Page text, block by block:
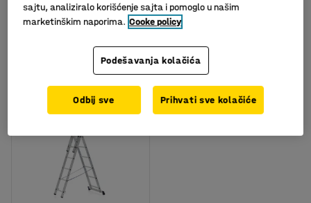
Filter
sajtu, analiziralo korišćenje sajta i pomoglo u našim
marketinškim naporima. Cooke policy
Podešavanja kolačića
Odbij sve Prihvati sve kolačiće